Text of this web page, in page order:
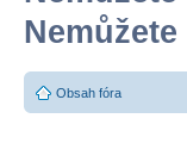
Nemůžete
Obsah fóra